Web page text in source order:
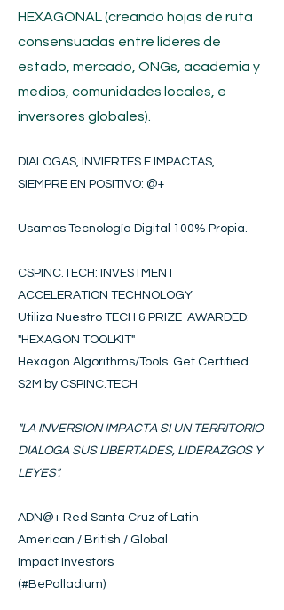
HEXAGONAL (creando hojas de ruta
consensuadas entre líderes de
estado, mercado, ONGs, academia y
medios, comunidades locales, e
inversores globales).
DIALOGAS, INVIERTES E IMPACTAS,
SIEMPRE EN POSITIVO​: @+
Usamos Tecnología Digital 100% Propia.
CSPINC.TECH: INVESTMENT
ACCELERATION TECHNOLOGY
Utiliza Nuestro TECH & PRIZE-AWARDED:
"HEXAGON TOOLKIT"
Hexagon Algorithms/Tools. Get Certified
S2M by CSPINC.TECH
"LA INVERSION IMPACTA SI UN TERRITORIO
DIALOGA SUS LIBERTADES, LIDERAZGOS Y
LEYES".
ADN@+ Red Santa Cruz of Latin
American / British / Global
Impact Investors
(#BePalladium)​